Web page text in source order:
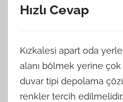
Hızlı Cevap
Kızkalesi apart oda
alanı bölmek yerine çok
duvar tipi depolama
renkler tercih